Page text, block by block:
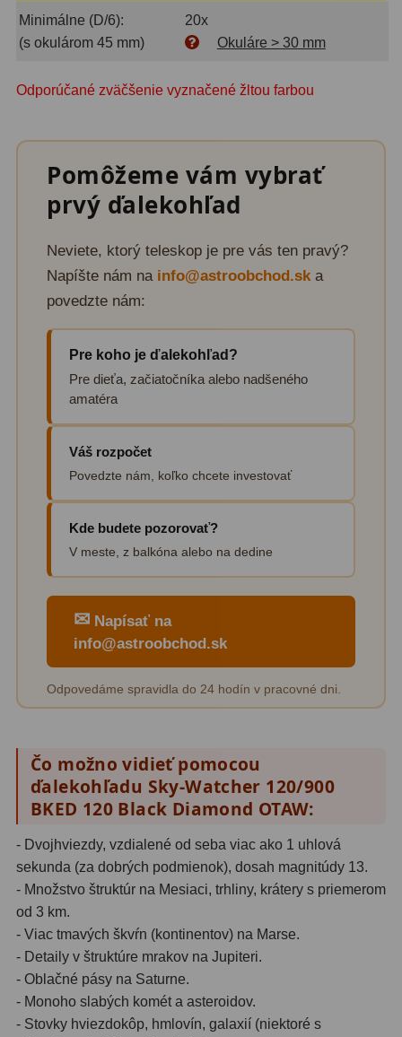
Minimálne (D/6):
20x
(s okulárom 45 mm)
Okuláre > 30 mm
Odporúčané zväčšenie vyznačené žltou farbou
Pomôžeme vám vybrať
prvý ďalekohľad
Neviete, ktorý teleskop je pre vás ten pravý?
Napíšte nám na info@astroobchod.sk a
povedzte nám:
Pre koho je ďalekohľad?
Pre dieťa, začiatočníka alebo nadšeného
amatéra
Váš rozpočet
Povedzte nám, koľko chcete investovať
Kde budete pozorovať?
V meste, z balkóna alebo na dedine
✉ Napísať na
info@astroobchod.sk
Odpovedáme spravidla do 24 hodín v pracovné dni.
Čo možno vidieť pomocou
ďalekohľadu Sky-Watcher 120/900
BKED 120 Black Diamond OTAW:
- Dvojhviezdy, vzdialené od seba viac ako 1 uhlová
sekunda (za dobrých podmienok), dosah magnitúdy 13.
- Množstvo štruktúr na Mesiaci, trhliny, krátery s priemerom
od 3 km.
- Viac tmavých škvŕn (kontinentov) na Marse.
- Detaily v štruktúre mrakov na Jupiteri.
- Oblačné pásy na Saturne.
- Monoho slabých komét a asteroidov.
- Stovky hviezdokôp, hmlovín, galaxií (niektoré s